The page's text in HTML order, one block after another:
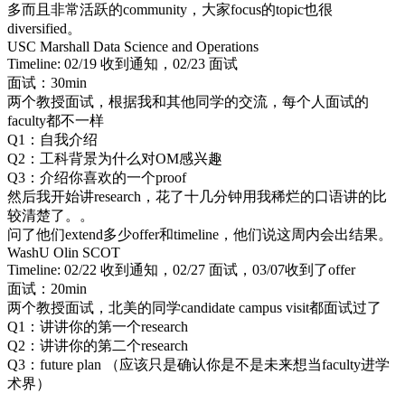
多而且非常活跃的community，大家focus的topic也很
diversified。
USC Marshall Data Science and Operations
Timeline: 02/19 收到通知，02/23 面试
面试：30min
两个教授面试，根据我和其他同学的交流，每个人面试的
faculty都不一样
Q1：自我介绍
Q2：工科背景为什么对OM感兴趣
Q3：介绍你喜欢的一个proof
然后我开始讲research，花了十几分钟用我稀烂的口语讲的比
较清楚了。。
问了他们extend多少offer和timeline，他们说这周内会出结果。
WashU Olin SCOT
Timeline: 02/22 收到通知，02/27 面试，03/07收到了offer
面试：20min
两个教授面试，北美的同学candidate campus visit都面试过了
Q1：讲讲你的第一个research
Q2：讲讲你的第二个research
Q3：future plan （应该只是确认你是不是未来想当faculty进学
术界）